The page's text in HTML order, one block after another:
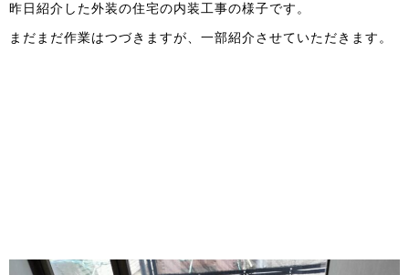
昨日紹介した外装の住宅の内装工事の様子です。
まだまだ作業はつづきますが、一部紹介させていただきます。